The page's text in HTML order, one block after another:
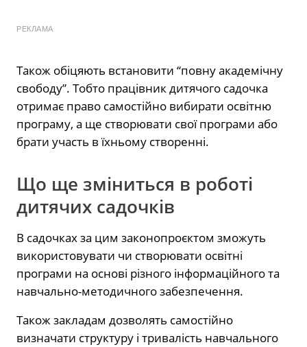
РЕКЛАМА
Також обіцяють встановити “повну академічну
свободу”. Тобто працівник дитячого садочка
отримає право самостійно вибирати освітню
програму, а ще створювати свої програми або
брати участь в їхньому створенні.
Що ще зміниться в роботі
дитячих садочків
В садочках за цим законопроєктом зможуть
використовувати чи створювати освітні
програми на основі різного інформаційного та
навчально-методичного забезпечення.
Також закладам дозволять самостійно
визначати структуру і тривалість навчального